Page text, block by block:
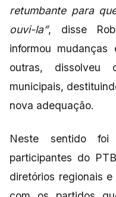
retumbante para
ouvi-la”, disse
informou
outras, dissolveu
municipais,
nova adequação.
Neste sentido foi
participantes do
diretórios regionais